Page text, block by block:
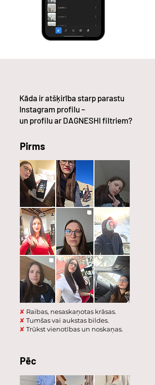
Kāda ir atšķirība starp parastu
Instagram profilu –
un profilu ar DAGNESHI filtriem?
Pirms
✘ Raibas, nesaskaņotas krāsas.
✘ Tumšas vai aukstas bildes.
✘ Trūkst vienotības un noskaņas.
Pēc